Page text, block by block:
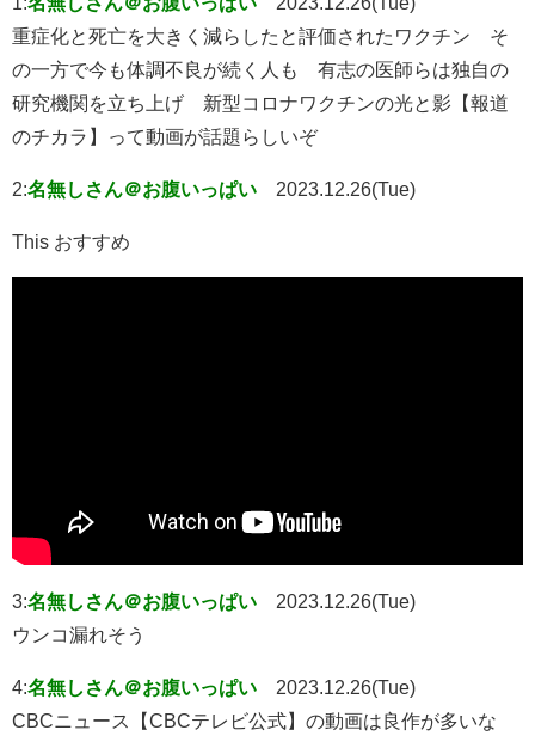
重症化と死亡を大きく減らしたと評価されたワクチン そ
の一方で今も体調不良が続く人も 有志の医師らは独自の
研究機関を立ち上げ 新型コロナワクチンの光と影【報道
のチカラ】って動画が話題らしいぞ
2:名無しさん＠お腹いっぱい 2023.12.26(Tue)
This おすすめ
3:名無しさん＠お腹いっぱい
2023.12.26(Tue)
ウンコ漏れそう
4:名無しさん＠お腹いっぱい
2023.12.26(Tue)
CBCニュース【CBCテレビ公式】の動画は良作が多いな